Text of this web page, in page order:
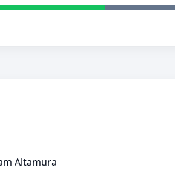
Altamura